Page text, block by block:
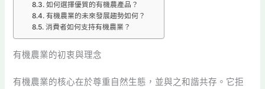
如何選擇優質的有機農產品？
有機農業的未來發展趨勢如何？
消費者如何支持有機農業？
有機農業的初衷與理念
有機農業的核心在於尊重自然生態，並與之和諧共存。它拒